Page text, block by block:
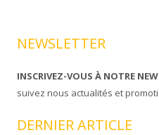
NEWSLETTER
INSCRIVEZ-VOUS À NOTRE
suivez nous actualités et
DERNIER ARTICLE